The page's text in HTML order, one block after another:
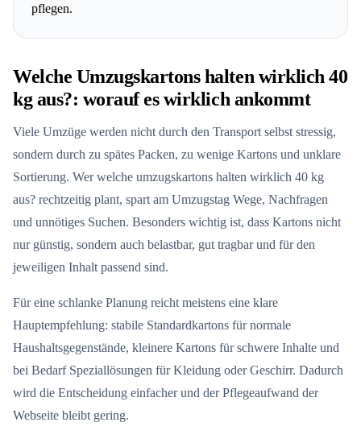
pflegen.
Welche Umzugskartons halten wirklich 40
kg aus?: worauf es wirklich ankommt
Viele Umzüge werden nicht durch den Transport selbst stressig,
sondern durch zu spätes Packen, zu wenige Kartons und unklare
Sortierung. Wer welche umzugskartons halten wirklich 40 kg
aus? rechtzeitig plant, spart am Umzugstag Wege, Nachfragen
und unnötiges Suchen. Besonders wichtig ist, dass Kartons nicht
nur günstig, sondern auch belastbar, gut tragbar und für den
jeweiligen Inhalt passend sind.
Für eine schlanke Planung reicht meistens eine klare
Hauptempfehlung: stabile Standardkartons für normale
Haushaltsgegenstände, kleinere Kartons für schwere Inhalte und
bei Bedarf Speziallösungen für Kleidung oder Geschirr. Dadurch
wird die Entscheidung einfacher und der Pflegeaufwand der
Webseite bleibt gering.